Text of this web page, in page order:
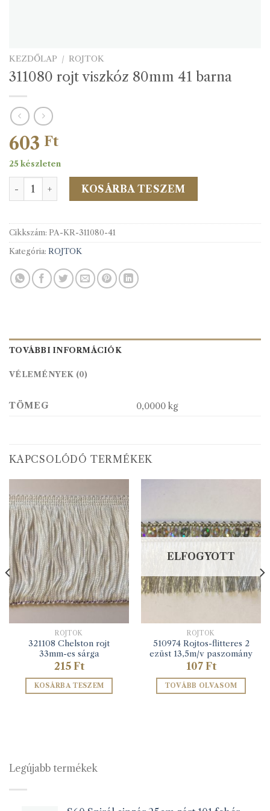
KEZDŐLAP / ROJTOK
311080 rojt viszkóz 80mm 41 barna
603 Ft
25 készleten
311080 rojt viszkóz 80mm 41 barna mennyiség
KOSÁRBA TESZEM
Cikkszám: PA-KR-311080-41
Kategória: ROJTOK
TOVÁBBI INFORMÁCIÓK
VÉLEMÉNYEK (0)
TÖMEG 0,0000 kg
KAPCSOLÓDÓ TERMÉKEK
ROJTOK
321108 Chelston rojt
33mm-es sárga
215 Ft
KOSÁRBA TESZEM
ELFOGYOTT
ROJTOK
510974 Rojtos-flitteres 2
ezüst 13,5m/v paszomány
107 Ft
TOVÁBB OLVASOM
Legújabb termékek